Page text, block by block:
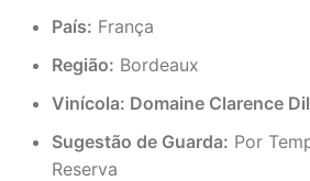
País: França
Região: Bordeaux
Vinícola: Domaine Clarence
Sugestão de Guarda: Por
Reserva